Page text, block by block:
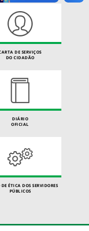
DE SERVIÇOS
DO CIDADÃO
DIÁRIO
OFICIAL
ÉTICA DOS SERVIDORES
PÚBLICOS